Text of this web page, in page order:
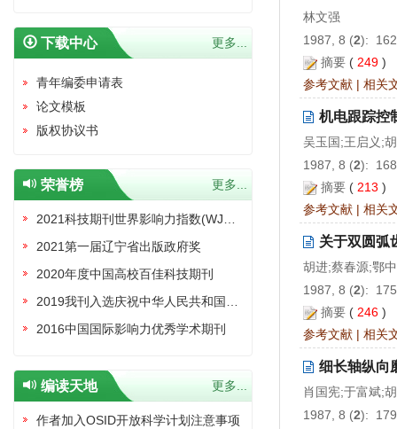
林文强
1987, 8 (2):
摘要 ( 249 )
参考文献 | 相关
机电跟踪控
吴玉国;王启义;
1987, 8 (2):
摘要 ( 213 )
参考文献 | 相关
关于双圆弧
胡进;蔡春源;鄂
1987, 8 (2):
摘要 ( 246 )
参考文献 | 相关
细长轴纵向
肖国宪;于富斌;
1987, 8 (2):
下载中心 更多...
青年编委申请表
论文模板
版权协议书
荣誉榜 更多...
2021第一届辽宁省出版政府奖
2020年度中国高校百佳科技期刊
2016中国国际影响力优秀学术期刊
编读天地 更多...
作者加入OSID开放科学计划注意事项